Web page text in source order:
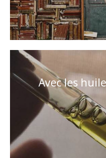
Avec les